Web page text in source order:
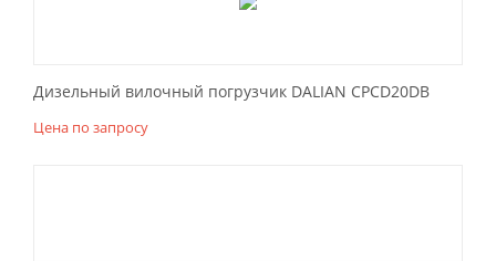
Дизельный вилочный погрузчик DALIAN CPCD20DB
Цена по запросу